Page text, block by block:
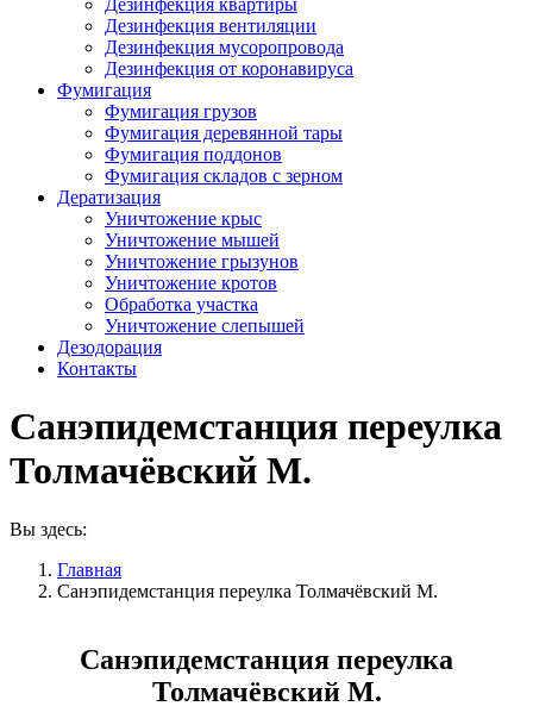
Дезинфекция вентиляции
Дезинфекция мусоропровода
Дезинфекция от коронавируса
Фумигация
Фумигация грузов
Фумигация деревянной тары
Фумигация поддонов
Фумигация складов с зерном
Дератизация
Уничтожение крыс
Уничтожение мышей
Уничтожение грызунов
Уничтожение кротов
Обработка участка
Уничтожение слепышей
Дезодорация
Контакты
Санэпидемстанция переулка
Толмачёвский М.
Вы здесь:
Главная
Санэпидемстанция переулка Толмачёвский М.
Санэпидемстанция переулка
Толмачёвский М.